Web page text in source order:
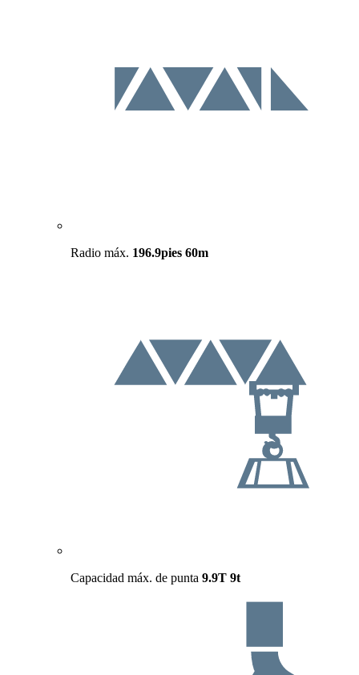
Radio máx. 196.9pies 60m
Capacidad máx. de punta 9.9T 9t